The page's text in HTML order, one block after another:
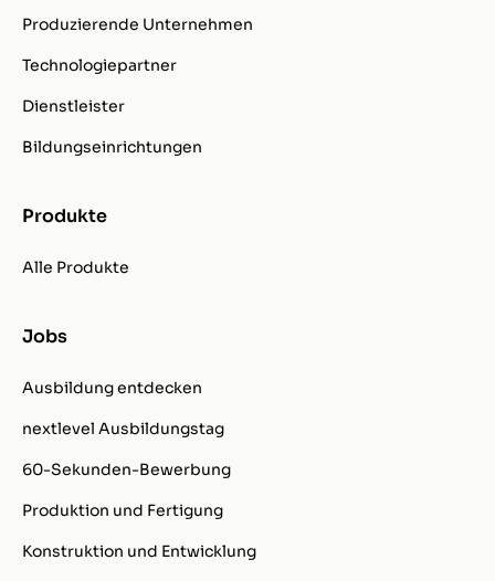
Produzierende Unternehmen
Technologiepartner
Dienstleister
Bildungseinrichtungen
Produkte
Alle Produkte
Jobs
Ausbildung entdecken
nextlevel Ausbildungstag
60-Sekunden-Bewerbung
Produktion und Fertigung
Konstruktion und Entwicklung